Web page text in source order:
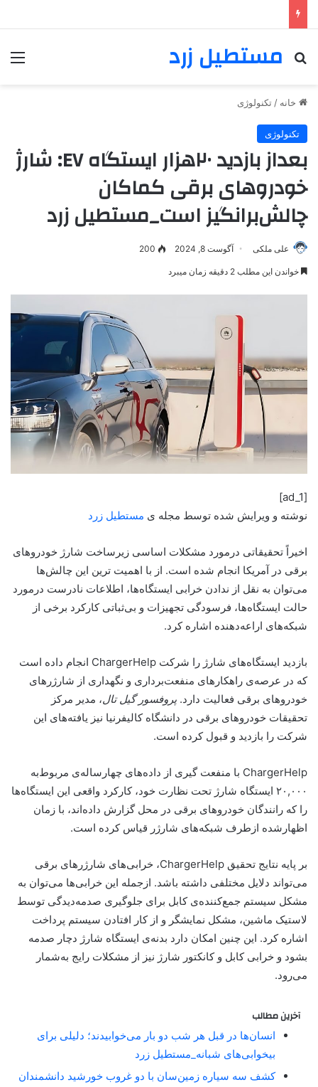
مستطیل زرد
خانه / تکنولوژی
تکنولوژی
بعد‌از بازدید ۲۰هزار ایستگاه EV: شارژ
خودروهای برقی کماکان
چالش‌برانگیز است_مستطیل زرد
علی ملکی آگوست 8, 2024 200
خواندن این مطلب 2 دقیقه زمان میبرد
[ad_1]
نوشته و ویرایش شده توسط مجله ی مستطیل زرد
اخیراً تحقیقاتی درمورد مشکلات اساسی زیرساخت شارژ خودروهای
برقی در آمریکا انجام شده است. از با اهمیت ترین این چالش‌ها
می‌توان به نقل از‌ ندادن خرابی ایستگاه‌ها، اطلاعات نادرست درمورد
حالت ایستگاه‌ها، فرسودگی تجهیزات و بی‌ثباتی کارکرد برخی از
شبکه‌های اراعه‌دهنده اشاره کرد.
بازدید ایستگاه‌های شارژ را شرکت ChargerHelp انجام داده است
که در عرصه‌ی راهکارهای منفعت‌برداری و نگهداری از شارژرهای
خودروهای برقی فعالیت دارد. پروفسور گیل تال، مدیر مرکز
تحقیقات خودروهای برقی در دانشگاه کالیفرنیا نیز یافته‌های این
شرکت را بازدید و قبول کرده است.
ChargerHelp با منفعت گیری از داده‌های چهارساله‌ی مربوط‌به
۲۰,۰۰۰ ایستگاه شارژ تحت‌ نظارت خود، کارکرد واقعی این ایستگاه‌ها
را که رانندگان خودروهای برقی در محل گزارش داده‌اند، با زمان
اظهار‌شده ازطرف شبکه‌های شارژر قیاس کرده است.
بر پایه نتایج تحقیق ChargerHelp، خرابی‌های شارژرهای برقی
می‌تواند دلایل مختلفی داشته باشد. ازجمله این خرابی‌ها می‌توان به
مشکل سیستم جمع‌کننده‌ی کابل برای جلوگیری صدمه‌دیدگی توسط
لاستیک ماشین، مشکل نمایشگر و از کار افتادن سیستم پرداخت
اشاره کرد. این چنین امکان دارد بدنه‌ی ایستگاه شارژ دچار صدمه
بشود و خرابی کابل و کانکتور شارژ نیز از مشکلات رایج به‌شمار
می‌رود.
آخرین مطالب
انسان‌ها در قبل هر شب دو بار می‌خوابیدند؛ دلیلی برای
بیخوابی‌های شبانه_مستطیل زرد
کشف سه سیاره زمین‌سان با دو غروب خورشید دانشمندان